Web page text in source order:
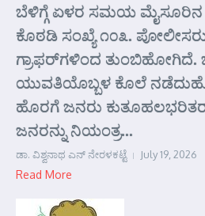
ಬೆಳಿಗ್ಗೆ ಏಳರ ಸಮಯ
ಕೊಠಡಿ ಸಂಖ್ಯೆ ೧೦೩.
ಗ್ರಾಫರ್‌ಗಳಿಂದ ತುಂಬಿಹೋಗಿದೆ.
ಯುವತಿಯೊಬ್ಬಳ ಕೊಲೆ
ಹೊರಗೆ ಜನರು
ಜನರನ್ನು ನಿಯಂತ್ರ...
ಡಾ. ವಿಶ್ವನಾಥ ಎನ್ ನೇರಳಕಟ್ಟೆ July 19, 2026
Read More